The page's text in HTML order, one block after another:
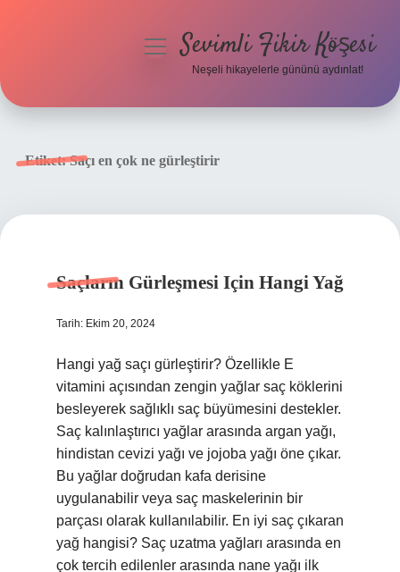
menüyüSevimli Fikir Köşesi
Neşeli hikayelerle gününü aydınlat!
Etiket:Saçı en çok ne gürleştirir
Saçların Gürleşmesi Için Hangi Yağ
Tarih: Ekim 20, 2024
Hangi yağ saçı gürleştirir? Özellikle E
vitamini açısından zengin yağlar saç köklerini
besleyerek sağlıklı saç büyümesini destekler.
Saç kalınlaştırıcı yağlar arasında argan yağı,
hindistan cevizi yağı ve jojoba yağı öne çıkar.
Bu yağlar doğrudan kafa derisine
uygulanabilir veya saç maskelerinin bir
parçası olarak kullanılabilir. En iyi saç çıkaran
yağ hangisi? Saç uzatma yağları arasında en
çok tercih edilenler arasında nane yağı ilk